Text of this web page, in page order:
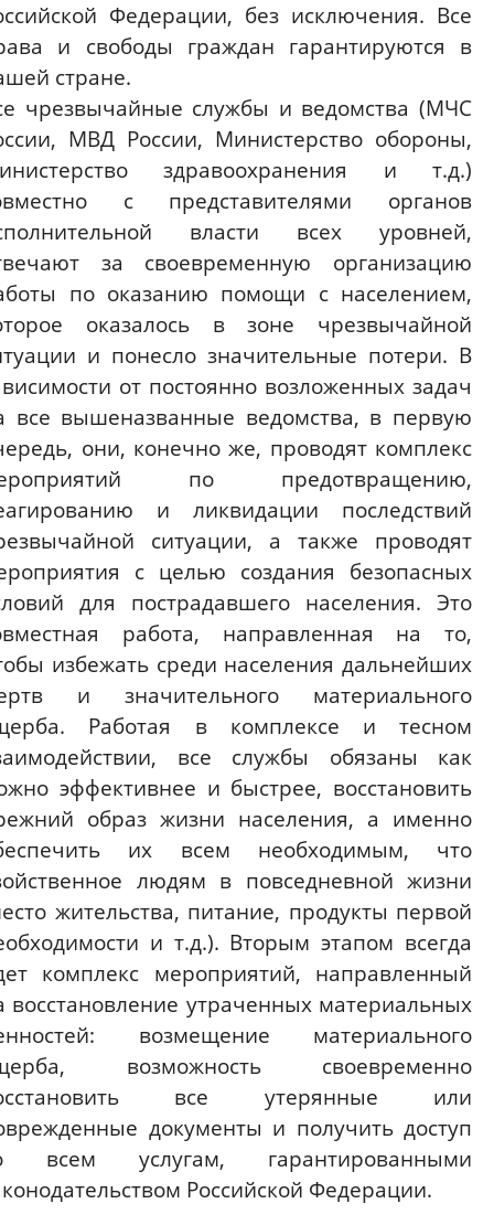
Федерации, без исключения. Все
и свободы граждан гарантируются в
стране.
чрезвычайные службы и ведомства (МЧС
МВД России, Министерство обороны,
здравоохранения и т.д.)
с представителями органов
власти всех уровней,
за своевременную организацию
по оказанию помощи с населением,
оказалось в зоне чрезвычайной
и понесло значительные потери. В
от постоянно возложенных задач
все вышеназванные ведомства, в первую
они, конечно же, проводят комплекс
по предотвращению,
и ликвидации последствий
ситуации, а также проводят
с целью создания безопасных
для пострадавшего населения. Это
работа, направленная на то,
избежать среди населения дальнейших
и значительного материального
Работая в комплексе и тесном
все службы обязаны как
эффективнее и быстрее, восстановить
образ жизни населения, а именно
их всем необходимым, что
людям в повседневной жизни
жительства, питание, продукты первой
и т.д.). Вторым этапом всегда
комплекс мероприятий, направленный
восстановление утраченных материальных
возмещение материального
возможность своевременно
все утерянные или
документы и получить доступ
всем услугам, гарантированными
Российской Федерации.